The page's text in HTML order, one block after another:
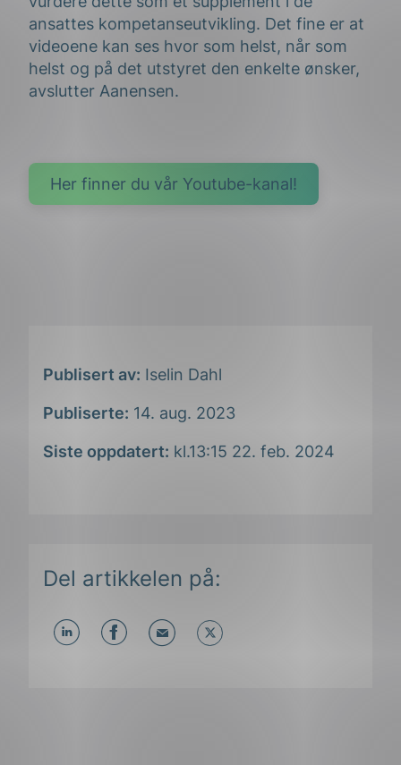
ansattes kompetanseutvikling. Det fine er at
videoene kan ses hvor som helst, når som
helst og på det utstyret den enkelte ønsker,
avslutter Aanensen.
Her finner du vår Youtube-kanal!
Publisert av: Iselin Dahl
Publiserte: 14. aug. 2023
Siste oppdatert: kl.13:15 22. feb. 2024
Del artikkelen på: